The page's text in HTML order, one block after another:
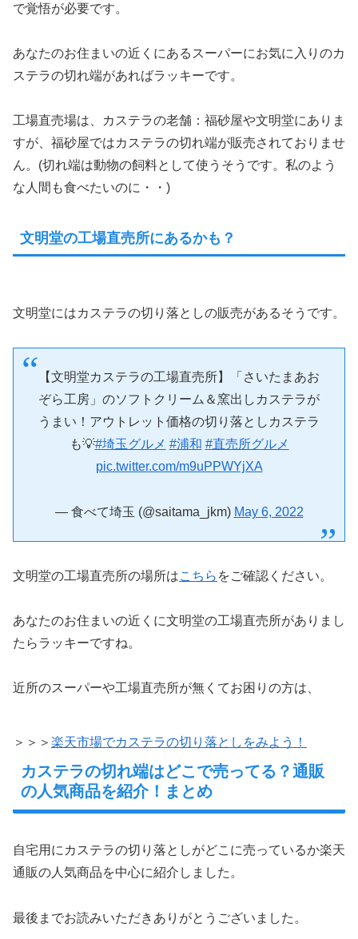
で覚悟が必要です。
あなたのお住まいの近くにあるスーパーにお気に入りのカ
ステラの切れ端があればラッキーです。
工場直売場は、カステラの老舗：福砂屋や文明堂にありま
すが、福砂屋ではカステラの切れ端が販売されておりませ
ん。(切れ端は動物の飼料として使うそうです。私のよう
な人間も食べたいのに・・)
文明堂の工場直売所にあるかも？
文明堂にはカステラの切り落としの販売があるそうです。
【文明堂カステラの工場直売所】「さいたまあお
ぞら工房」のソフトクリーム＆窯出しカステラが
うまい！アウトレット価格の切り落としカステラ
も💡#埼玉グルメ #浦和 #直売所グルメ
pic.twitter.com/m9uPPWYjXA
— 食べて埼玉 (@saitama_jkm) May 6, 2022
文明堂の工場直売所の場所はこちら をご確認ください。
あなたのお住まいの近くに文明堂の工場直売所がありまし
たらラッキーですね。
近所のスーパーや工場直売所が無くてお困りの方は、
＞＞＞ 楽天市場でカステラの切り落としをみよう！
カステラの切れ端はどこで売ってる？通販
の人気商品を紹介！まとめ
自宅用にカステラの切り落としがどこに売っているか楽天
通販の人気商品を中心に紹介しました。
最後までお読みいただきありがとうございました。